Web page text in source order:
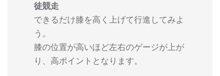
徒競走
できるだけ膝を高く上げて行進してみよ
う。
膝の位置が高いほど左右のゲージが上が
り、高ポイントとなります。